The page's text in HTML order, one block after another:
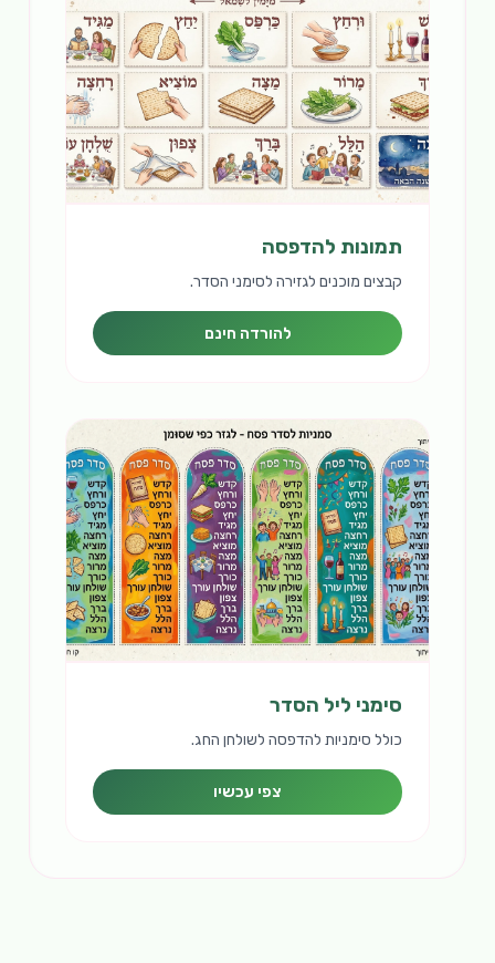
תמונות להדפסה
קבצים מוכנים לגזירה לסימני הסדר.
להורדה חינם
סימני ליל הסדר
כולל סימניות להדפסה לשולחן החג.
צפי עכשיו